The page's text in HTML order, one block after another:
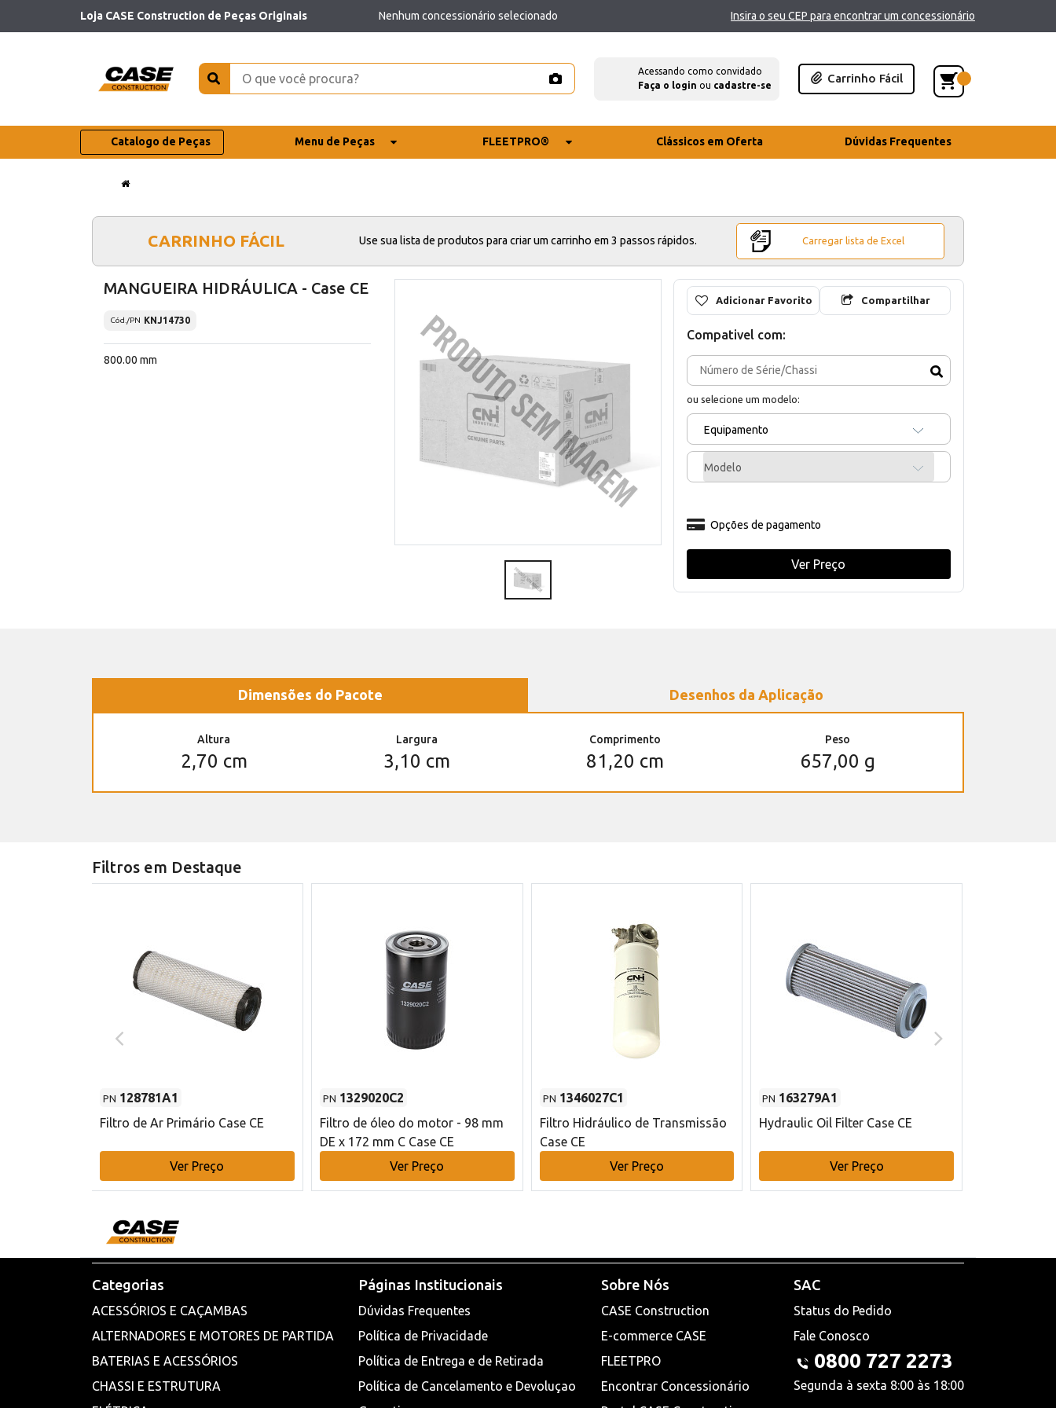
Loja CASE Construction de Peças Originais Nenhum concessionário selecionado Insira o seu CEP para encontrar um concessionário
Acessando como convidado
Faça o login ou cadastre-se
Carrinho Fácil
Catalogo de Peças Menu de Peças FLEETPRO® Clássicos em Oferta Dúvidas Frequentes
CARRINHO FÁCIL Use sua lista de produtos para criar um carrinho em 3 passos rápidos. Carregar lista de Excel
MANGUEIRA HIDRÁULICA - Case CE
Cód./PN KNJ14730
800.00 mm
Adicionar Favorito Compartilhar
Compativel com:
ou selecione um modelo:
Equipamento
Modelo
Opções de pagamento
Ver Preço
Dimensões do Pacote Desenhos da Aplicação
Altura
2,70 cm
Largura
3,10 cm
Comprimento
81,20 cm
Peso
657,00 g
Filtros em Destaque
PN 128781A1
Filtro de Ar Primário Case CE
Ver Preço
PN 1329020C2
Filtro de óleo do motor - 98 mm
DE x 172 mm C Case CE
Ver Preço
PN 1346027C1
Filtro Hidráulico de Transmissão
Case CE
Ver Preço
PN 163279A1
Hydraulic Oil Filter Case CE
Ver Preço
Categorias
ACESSÓRIOS E CAÇAMBAS
ALTERNADORES E MOTORES DE PARTIDA
BATERIAS E ACESSÓRIOS
CHASSI E ESTRUTURA
Páginas Institucionais
Dúvidas Frequentes
Política de Privacidade
Política de Entrega e de Retirada
Política de Cancelamento e Devoluçao
Sobre Nós
CASE Construction
E-commerce CASE
FLEETPRO
Encontrar Concessionário
SAC
Status do Pedido
Fale Conosco
0800 727 2273
Segunda à sexta 8:00 às 18:00